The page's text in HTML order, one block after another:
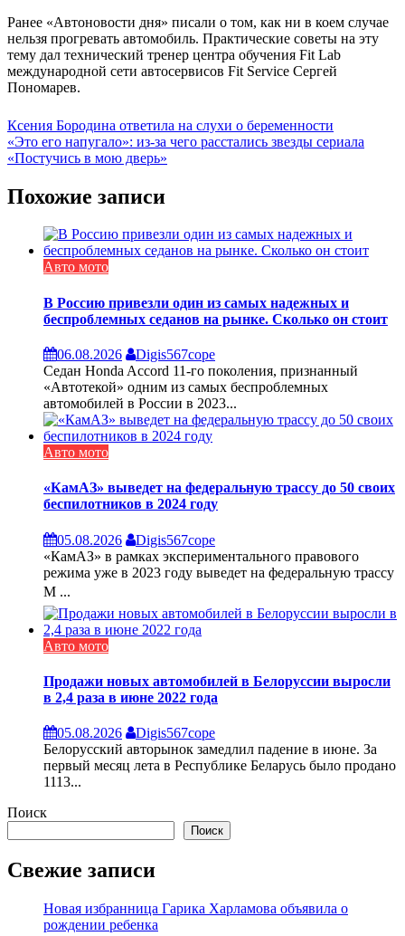
Ранее «Автоновости дня» писали о том, как ни в коем случае
нельзя прогревать автомобиль. Практические советы на эту
тему дал технический тренер центра обучения Fit Lab
международной сети автосервисов Fit Service Сергей
Пономарев.
Навигация
по
Ксения Бородина ответила на слухи о беременности
«Это его напугало»: из-за чего расстались звезды сериала
«Постучись в мою дверь»
Похожие записи
Авто мото
В Россию привезли один из самых надежных и
беспроблемных седанов на рынке. Сколько он стоит
06.08.2026
Digis567cope
Седан Honda Accord 11-го поколения, признанный
«Автотекой» одним из самых беспроблемных
автомобилей в России в 2023...
Авто мото
«КамАЗ» выведет на федеральную трассу до 50 своих
беспилотников в 2024 году
05.08.2026
Digis567cope
«КамАЗ» в рамках экспериментального правового
режима уже в 2023 году выведет на федеральную трассу
М ...
Авто мото
Продажи новых автомобилей в Белоруссии выросли
в 2,4 раза в июне 2022 года
05.08.2026
Digis567cope
Белорусский авторынок замедлил падение в июне. За
первый месяц лета в Республике Беларусь было продано
1113...
Поиск
Поиск
Свежие записи
Новая избранница Гарика Харламова объявила о
рождении ребенка